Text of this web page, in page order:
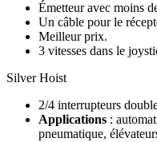
Émetteur avec moins
Un câble pour le
Meilleur prix.
3 vitesses dans le
Silver Hoist
2/4 interrupteurs
Applications :
pneumatique,